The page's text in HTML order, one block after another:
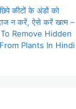
कीटों के अंडों को
न करें, ऐसे करें खत्म –
Remove Hidden
Plants In Hindi